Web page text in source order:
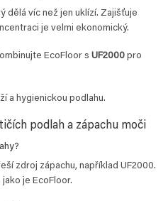
dělá víc než jen uklízí. Zajišťuje
je velmi ekonomický.
EcoFloor s UF2000 pro
a hygienickou podlahu.
podlah a zápachu moči
zdroj zápachu, například UF2000.
je EcoFloor.